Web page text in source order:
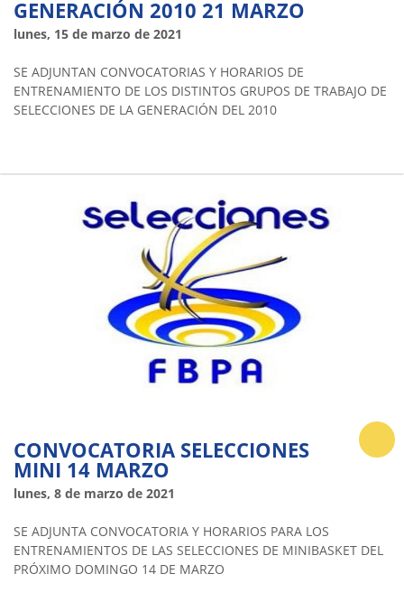
GENERACIÓN 2010 21 MARZO
lunes, 15 de marzo de 2021
SE ADJUNTAN CONVOCATORIAS Y HORARIOS DE
ENTRENAMIENTO DE LOS DISTINTOS GRUPOS DE TRABAJO DE
SELECCIONES DE LA GENERACIÓN DEL 2010
CONVOCATORIA SELECCIONES
MINI 14 MARZO
lunes, 8 de marzo de 2021
SE ADJUNTA CONVOCATORIA Y HORARIOS PARA LOS
ENTRENAMIENTOS DE LAS SELECCIONES DE MINIBASKET DEL
PRÓXIMO DOMINGO 14 DE MARZO